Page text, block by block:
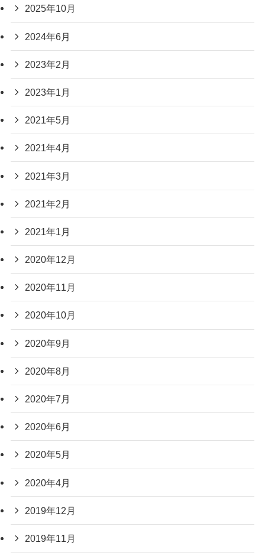
2025年10月
2024年6月
2023年2月
2023年1月
2021年5月
2021年4月
2021年3月
2021年2月
2021年1月
2020年12月
2020年11月
2020年10月
2020年9月
2020年8月
2020年7月
2020年6月
2020年5月
2020年4月
2019年12月
2019年11月